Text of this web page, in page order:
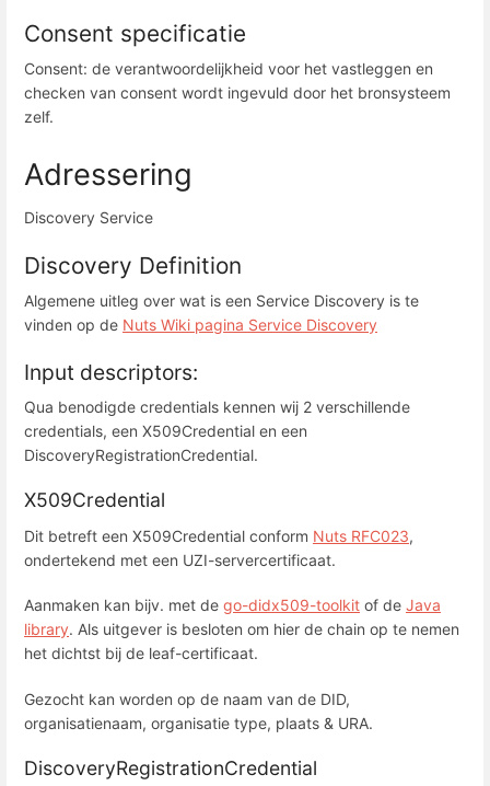
Consent specificatie
Consent: de verantwoordelijkheid voor het vastleggen en
checken van consent wordt ingevuld door het bronsysteem
zelf.
Adressering
Discovery Service
Discovery Definition
Algemene uitleg over wat is een Service Discovery is te
vinden op de Nuts Wiki pagina Service Discovery
Input descriptors:
Qua benodigde credentials kennen wij 2 verschillende
credentials, een X509Credential en een
DiscoveryRegistrationCredential.
X509Credential
Dit betreft een X509Credential conform Nuts RFC023,
ondertekend met een UZI-servercertificaat.
Aanmaken kan bijv. met de go-didx509-toolkit of de Java
library. Als uitgever is besloten om hier de chain op te nemen
het dichtst bij de leaf-certificaat.
Gezocht kan worden op de naam van de DID,
organisatienaam, organisatie type, plaats & URA.
DiscoveryRegistrationCredential